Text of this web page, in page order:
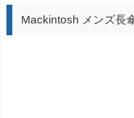
Mackintosh メンズ長